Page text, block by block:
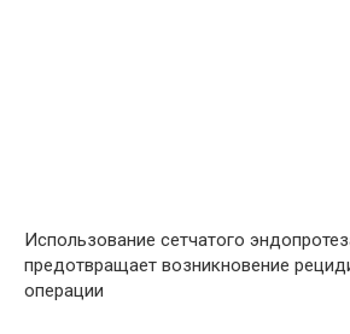
Использование сетчатого
предотвращает возникновение
операции